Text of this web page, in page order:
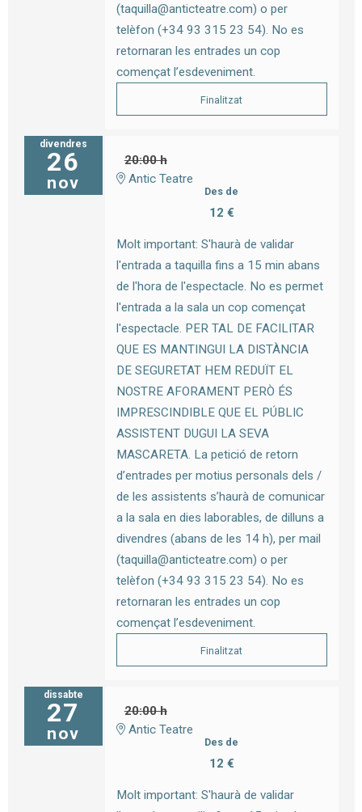
(taquilla@anticteatre.com) o per
telèfon (+34 93 315 23 54). No es
retornaran les entrades un cop
començat l’esdeveniment.
Finalitzat
divendres
26
nov
20:00 h
Antic Teatre
Des de
12 €
Molt important: S'haurà de validar
l'entrada a taquilla fins a 15 min abans
de l'hora de l'espectacle. No es permet
l'entrada a la sala un cop començat
l'espectacle. PER TAL DE FACILITAR
QUE ES MANTINGUI LA DISTÀNCIA
DE SEGURETAT HEM REDUÏT EL
NOSTRE AFORAMENT PERÒ ÉS
IMPRESCINDIBLE QUE EL PÚBLIC
ASSISTENT DUGUI LA SEVA
MASCARETA. La petició de retorn
d’entrades per motius personals dels /
de les assistents s’haurà de comunicar
a la sala en dies laborables, de dilluns a
divendres (abans de les 14 h), per mail
(taquilla@anticteatre.com) o per
telèfon (+34 93 315 23 54). No es
retornaran les entrades un cop
començat l’esdeveniment.
Finalitzat
dissabte
27
nov
20:00 h
Antic Teatre
Des de
12 €
Molt important: S'haurà de validar